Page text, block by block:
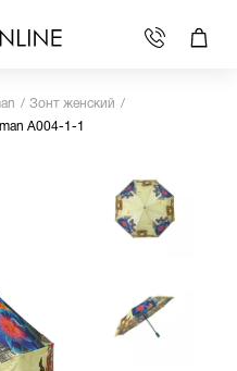
Зонт женский
A004-1-1